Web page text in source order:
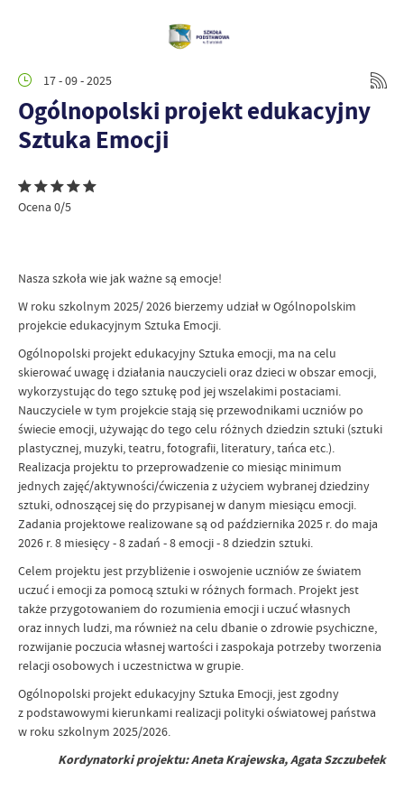
17 - 09 - 2025
Ogólnopolski projekt edukacyjny
Sztuka Emocji
Ocena 0/5
Nasza szkoła wie jak ważne są emocje!
W roku szkolnym 2025/ 2026 bierzemy udział w Ogólnopolskim
projekcie edukacyjnym Sztuka Emocji.
Ogólnopolski projekt edukacyjny Sztuka emocji, ma na celu
skierować uwagę i działania nauczycieli oraz dzieci w obszar emocji,
wykorzystując do tego sztukę pod jej wszelakimi postaciami.
Nauczyciele w tym projekcie stają się przewodnikami uczniów po
świecie emocji, używając do tego celu różnych dziedzin sztuki (sztuki
plastycznej, muzyki, teatru, fotografii, literatury, tańca etc.).
Realizacja projektu to przeprowadzenie co miesiąc minimum
jednych zajęć/aktywności/ćwiczenia z użyciem wybranej dziedziny
sztuki, odnoszącej się do przypisanej w danym miesiącu emocji.
Zadania projektowe realizowane są od października 2025 r. do maja
2026 r. 8 miesięcy - 8 zadań - 8 emocji - 8 dziedzin sztuki.
Celem projektu jest przybliżenie i oswojenie uczniów ze światem
uczuć i emocji za pomocą sztuki w różnych formach. Projekt jest
także przygotowaniem do rozumienia emocji i uczuć własnych
oraz innych ludzi, ma również na celu dbanie o zdrowie psychiczne,
rozwijanie poczucia własnej wartości i zaspokaja potrzeby tworzenia
relacji osobowych i uczestnictwa w grupie.
Ogólnopolski projekt edukacyjny Sztuka Emocji, jest zgodny
z podstawowymi kierunkami realizacji polityki oświatowej państwa
w roku szkolnym 2025/2026.
Kordynatorki projektu: Aneta Krajewska, Agata Szczubełek